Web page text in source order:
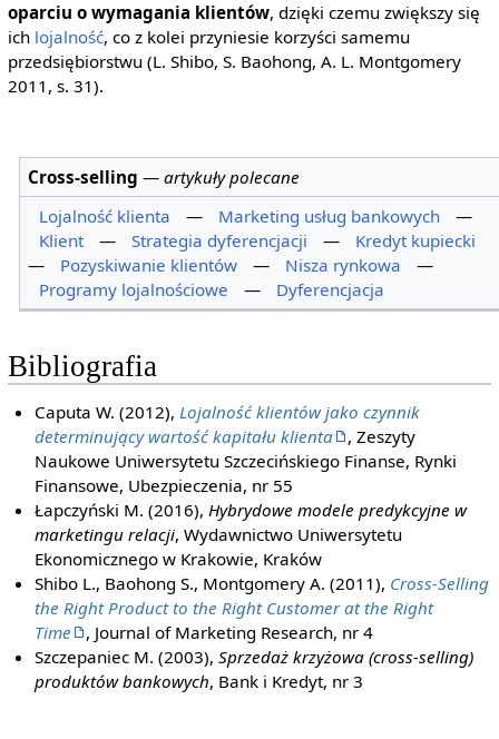
oparciu o wymagania klientów, dzięki czemu zwiększy się
ich lojalność, co z kolei przyniesie korzyści samemu
przedsiębiorstwu (L. Shibo, S. Baohong, A. L. Montgomery
2011, s. 31).
Cross-selling —artykuły polecane
Lojalność klienta
— Marketing usług bankowych
—
Klient
— Strategia dyferencjacji —
Kredyt kupiecki
—
Pozyskiwanie klientów — Nisza rynkowa
—
Programy lojalnościowe
— Dyferencjacja
Bibliografia
Caputa W. (2012),Lojalność klientów jako czynnik
determinujący wartość kapitału klienta
, Zeszyty
Naukowe Uniwersytetu Szczecińskiego Finanse, Rynki
Finansowe, Ubezpieczenia, nr 55
Łapczyński M. (2016),Hybrydowe modele predykcyjne w
marketingu relacji, Wydawnictwo Uniwersytetu
Ekonomicznego w Krakowie, Kraków
Shibo L., Baohong S., Montgomery A. (2011), Cross-Selling
the Right Product to the Right Customer at the Right
Time
, Journal of Marketing Research, nr 4
Szczepaniec M. (2003),Sprzedaż krzyżowa (cross-selling)
produktów bankowych, Bank i Kredyt, nr 3